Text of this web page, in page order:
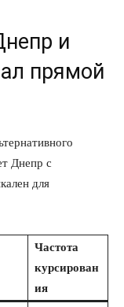
и
прямой
Днепр с
для
Частота
курсирован
ия